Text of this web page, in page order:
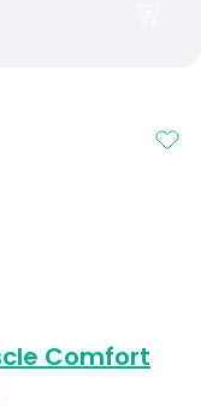
Comfort